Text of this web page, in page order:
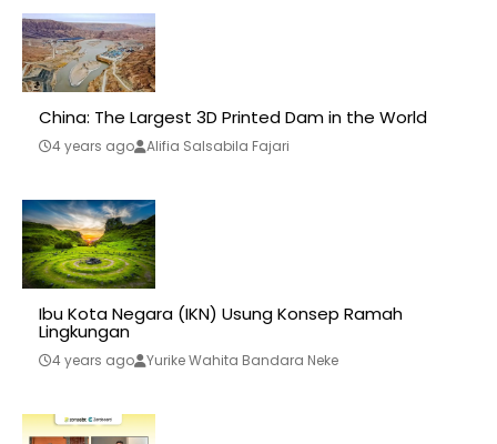
China: The Largest 3D Printed Dam in the World
4 years ago Alifia Salsabila Fajari
Ibu Kota Negara (IKN) Usung Konsep Ramah
Lingkungan
4 years ago Yurike Wahita Bandara Neke